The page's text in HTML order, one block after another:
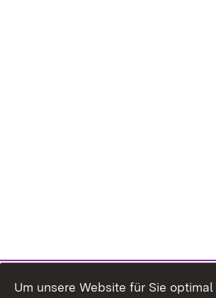
Um unsere Website für Sie